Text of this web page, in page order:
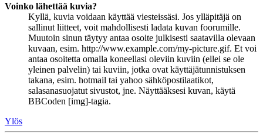
Voinko lähettää kuvia?
Kyllä, kuvia voidaan käyttää viesteissäsi. Jos ylläpitäjä on
sallinut liitteet, voit mahdollisesti ladata kuvan foorumille.
Muutoin sinun täytyy antaa osoite julkisesti saatavilla olevaan
kuvaan, esim. http://www.example.com/my-picture.gif. Et voi
antaa osoitetta omalla koneellasi oleviin kuviin (ellei se ole
yleinen palvelin) tai kuviin, jotka ovat käyttäjätunnistuksen
takana, esim. hotmail tai yahoo sähköpostilaatikot,
salasanasuojatut sivustot, jne. Näyttääksesi kuvan, käytä
BBCoden [img]-tagia.
Ylös